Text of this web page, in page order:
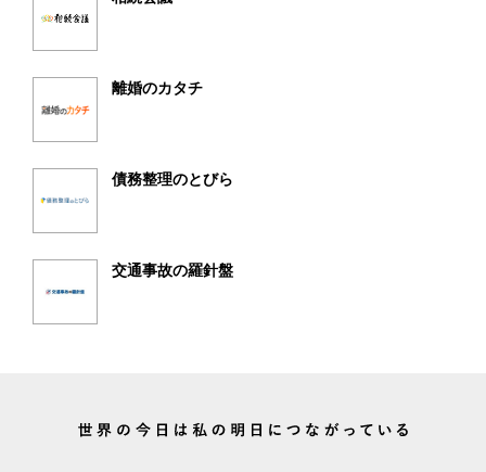
離婚のカタチ
債務整理のとびら
交通事故の羅針盤